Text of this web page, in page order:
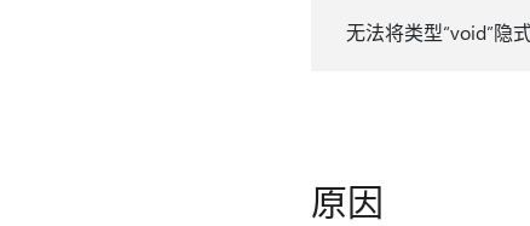
无法将类型“void”隐
原因